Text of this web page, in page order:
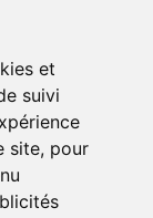
et
suivi
site, pour